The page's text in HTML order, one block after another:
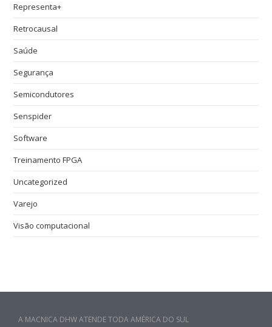
Representa+
Retrocausal
Saúde
Segurança
Semicondutores
Senspider
Software
Treinamento FPGA
Uncategorized
Varejo
Visão computacional
A MACNICA DHW ATENDE TODA AMÉRICA DO SUL